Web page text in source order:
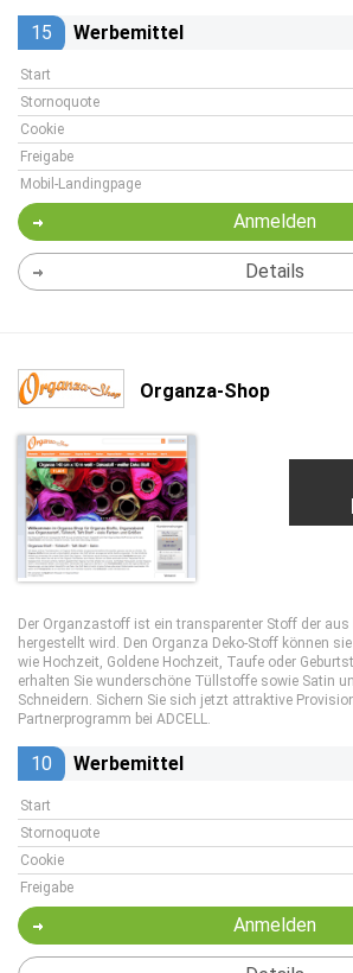
15 Werbemittel
Start
Stornoquote
Cookie
Freigabe
Mobil-Landingpage
Anmelden
Details
Organza-Shop
Der Organzastoff ist ein transparenter Stoff der
hergestellt wird. Den Organza Deko-Stoff können
wie Hochzeit, Goldene Hochzeit, Taufe oder
erhalten Sie wunderschöne Tüllstoffe sowie Satin
Schneidern. Sichern Sie sich jetzt attraktive
Partnerprogramm bei ADCELL.
10 Werbemittel
Start
Stornoquote
Cookie
Freigabe
Anmelden